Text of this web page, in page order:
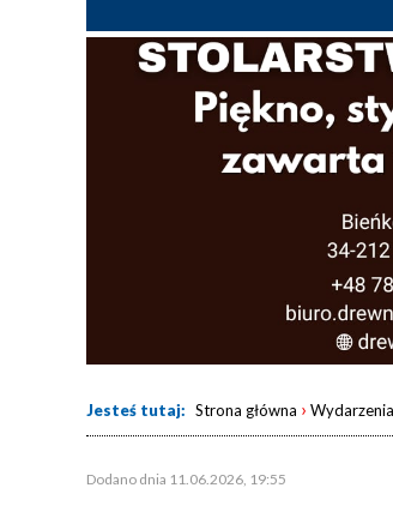
Jesteś tutaj: Strona główna › Wydarzenia
Dodano dnia 11.06.2026, 19:55